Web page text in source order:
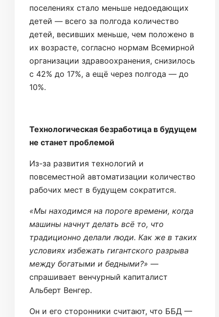
поселениях стало меньше недоедающих
детей — всего за полгода количество
детей, весивших меньше, чем положено в
их возрасте, согласно нормам Всемирной
организации здравоохранения, снизилось
с 42% до 17%, а ещё через полгода — до
10%.
Технологическая безработица в будущем
не станет проблемой
Из-за развития технологий и
повсеместной автоматизации количество
рабочих мест в будущем сократится.
«Мы находимся на пороге времени, когда
машины начнут делать всё то, что
традиционно делали люди. Как же в таких
условиях избежать гигантского разрыва
между богатыми и бедными?» —
спрашивает венчурный капиталист
Альберт Венгер.
Он и его сторонники считают, что ББД —